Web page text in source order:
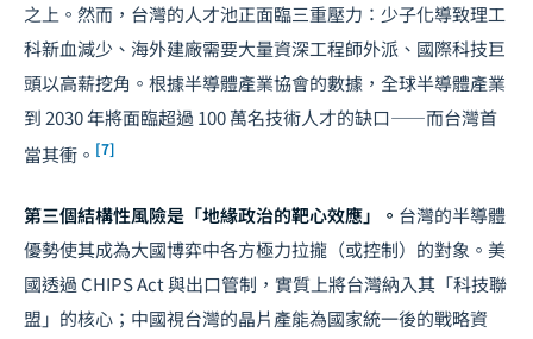
之上。然而，台灣的人才池正面臨三重壓力： 少子化導致理工
科新血減少、海外建廠需要大量資深工程師外派、國際科技巨
頭以高薪挖角。根據半導體產業協會的數據，全球半導體產業
到 2030 年將面臨超過 100 萬名技術人才的缺口——而台灣首
當其衝。 [7]
第三個結構性風險是「地緣政治的靶心效應」。 台灣的半導體
優勢使其成為大國博弈中各方極力拉攏（或控制）的對象。美
國透過 CHIPS Act 與出口管制，實質上將台灣納入其「科技聯
盟」的核心；中國視台灣的晶片產能為國家統一後的戰略資